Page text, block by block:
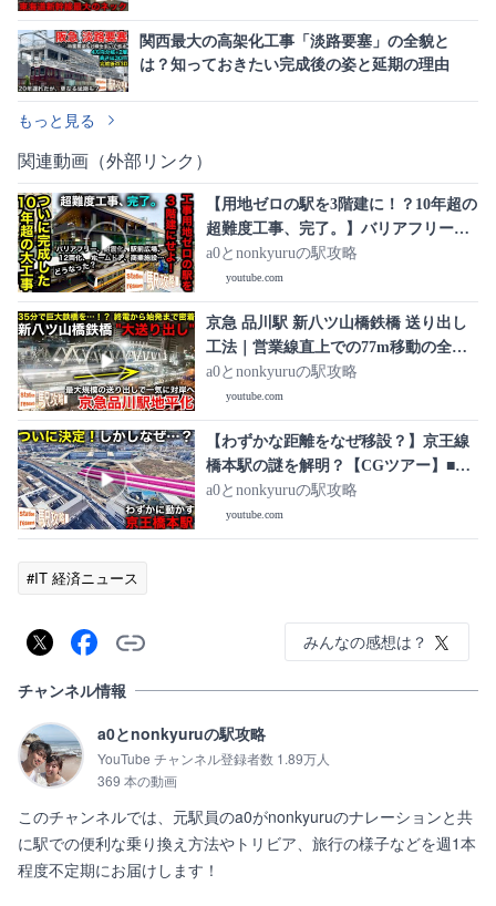
関西最大の高架化工事「淡路要塞」の全貌と
は？知っておきたい完成後の姿と延期の理由
もっと見る
関連動画（外部リンク）
【用地ゼロの駅を3階建に！？10年超の
超難度工事、完了。】バリアフリーか
ら耐震化、駅前広場、12両化、ホーム
ドア、商業施設…大変貌した御茶ノ水
駅は【どうなった？】■駅攻略
a0とnonkyuruの駅攻略
youtube.com
京急 品川駅 新八ツ山橋鉄橋 送り出し
工法｜営業線直上での77m移動の全記
録【京急品川駅地平化 2026/2/22】
a0とnonkyuruの駅攻略
youtube.com
【わずかな距離をなぜ移設？】京王線
橋本駅の謎を解明？【CGツアー】■駅
攻略
a0とnonkyuruの駅攻略
youtube.com
#IT 経済ニュース
みんなの感想は？
チャンネル情報
a0とnonkyuruの駅攻略
YouTube チャンネル登録者数 1.89万人
369 本の動画
このチャンネルでは、元駅員のa0がnonkyuruのナレーションと共
に駅での便利な乗り換え方法やトリビア、旅行の様子などを週1本
程度不定期にお届けします！